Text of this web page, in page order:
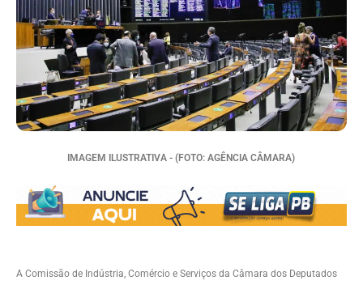
IMAGEM ILUSTRATIVA - (FOTO: AGÊNCIA CÂMARA)
A Comissão de Indústria, Comércio e Serviços da Câmara dos Deputados